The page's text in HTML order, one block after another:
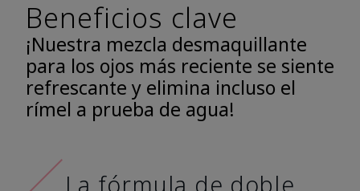
Beneficios clave
¡Nuestra mezcla desmaquillante
para los ojos más reciente se siente
refrescante y elimina incluso el
rímel a prueba de agua!
La fórmula de doble